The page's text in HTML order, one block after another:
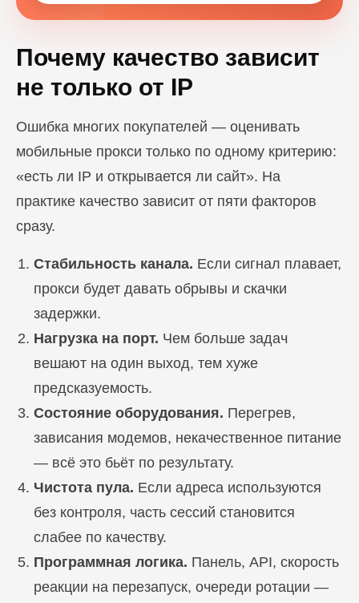
Почему качество зависит
не только от IP
Ошибка многих покупателей — оценивать
мобильные прокси только по одному критерию:
«есть ли IP и открывается ли сайт». На
практике качество зависит от пяти факторов
сразу.
Стабильность канала. Если сигнал плавает,
прокси будет давать обрывы и скачки
задержки.
Нагрузка на порт. Чем больше задач
вешают на один выход, тем хуже
предсказуемость.
Состояние оборудования. Перегрев,
зависания модемов, некачественное питание
— всё это бьёт по результату.
Чистота пула. Если адреса используются
без контроля, часть сессий становится
слабее по качеству.
Программная логика. Панель, API, скорость
реакции на перезапуск, очереди ротации —